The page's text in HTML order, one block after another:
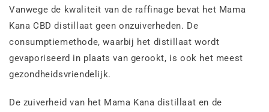
Vanwege de kwaliteit van de raffinage bevat het Mama
Kana CBD distillaat geen onzuiverheden. De
consumptiemethode, waarbij het distillaat wordt
gevaporiseerd in plaats van gerookt, is ook het meest
gezondheidsvriendelijk.
De zuiverheid van het Mama Kana distillaat en de